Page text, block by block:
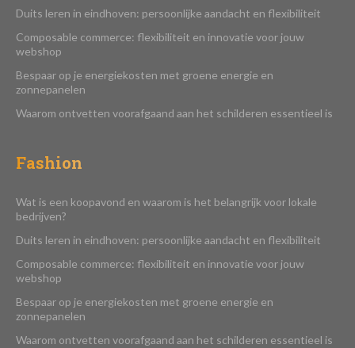
Duits leren in eindhoven: persoonlijke aandacht en flexibiliteit
Composable commerce: flexibiliteit en innovatie voor jouw
webshop
Bespaar op je energiekosten met groene energie en
zonnepanelen
Waarom ontvetten voorafgaand aan het schilderen essentieel is
Fashion
Wat is een koopavond en waarom is het belangrijk voor lokale
bedrijven?
Duits leren in eindhoven: persoonlijke aandacht en flexibiliteit
Composable commerce: flexibiliteit en innovatie voor jouw
webshop
Bespaar op je energiekosten met groene energie en
zonnepanelen
Waarom ontvetten voorafgaand aan het schilderen essentieel is